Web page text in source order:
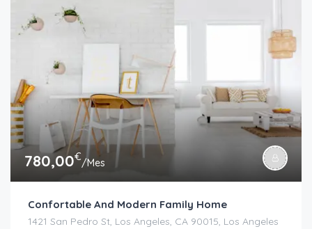
780,00€/Mes
Confortable And Modern Family Home
1421 San Pedro St, Los Angeles, CA 90015, Los Angeles